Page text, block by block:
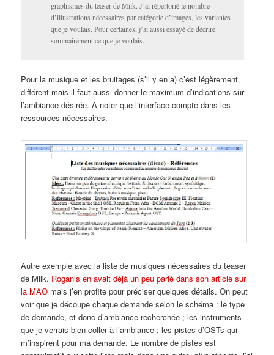
graphismes du teaser de Milk. J’ai répertorié le nombre
d’illustrations nécessaires par catégorie d’images, les variantes
que je voulais. Pour certaines, j’ai aussi essayé de décrire
sommairement ce que je voulais.
Pour la musique et les bruitages (s’il y en a) c’est légèrement
différent mais il faut aussi donner le maximum d’indications sur
l’ambiance désirée. A noter que l’interface compte dans les
ressources nécessaires.
Autre exemple avec la liste de musiques nécessaires du teaser
de Milk. Roganis en avait déjà un peu parlé dans son article sur
la MAO mais j’en profite pour préciser quelques détails. On peut
voir que je découpe chaque demande selon le schéma : le type
de demande, et donc d’ambiance recherchée ; les instruments
que je verrais bien coller à l’ambiance ; les pistes d’OSTs qui
m’inspirent pour ma demande. Le nombre de pistes est